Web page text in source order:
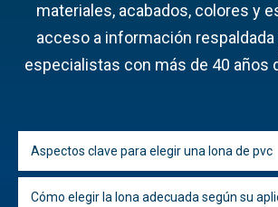
materiales, acabados, colores y
acceso a información
especialistas con más de 40 años
Aspectos clave para elegir una lona de pvc
Cómo elegir la lona adecuada según su